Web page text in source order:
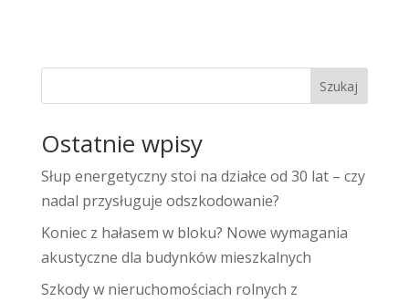
Szukaj
Ostatnie wpisy
Słup energetyczny stoi na działce od 30 lat – czy
nadal przysługuje odszkodowanie?
Koniec z hałasem w bloku? Nowe wymagania
akustyczne dla budynków mieszkalnych
Szkody w nieruchomościach rolnych z